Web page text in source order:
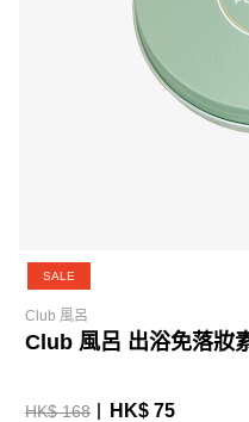
SALE
Club 風呂
Club 風呂 出浴免落妝
HK$ 168 HK$ 75